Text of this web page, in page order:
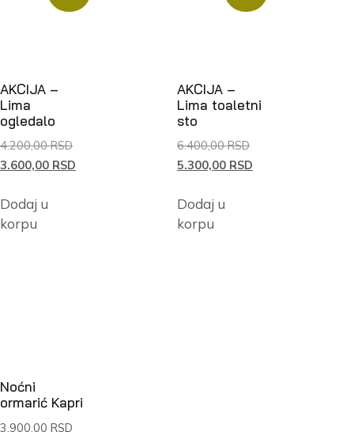
AKCIJA –
Lima
ogledalo
4.200,00RSD
3.600,00 RSD
Dodaj u
korpu
AKCIJA –
Lima toaletni
sto
6.400,00RSD
5.300,00 RSD
Dodaj u
korpu
Noćni
ormarić Kapri
3.900,00 RSD